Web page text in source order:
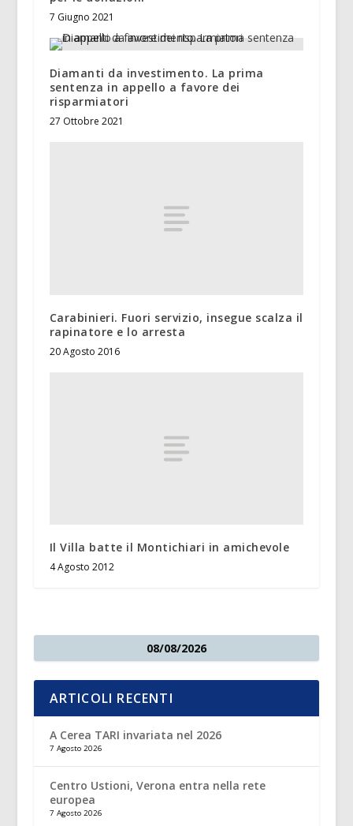
7 Giugno 2021
Diamanti da investimento. La prima
sentenza in appello a favore dei
risparmiatori
27 Ottobre 2021
Carabinieri. Fuori servizio, insegue scalza il
rapinatore e lo arresta
20 Agosto 2016
Il Villa batte il Montichiari in amichevole
4 Agosto 2012
08/08/2026
ARTICOLI RECENTI
A Cerea TARI invariata nel 2026
7 Agosto 2026
Centro Ustioni, Verona entra nella rete
europea
7 Agosto 2026